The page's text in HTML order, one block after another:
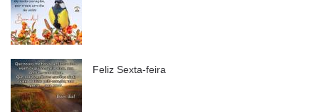
Feliz Sexta-feira